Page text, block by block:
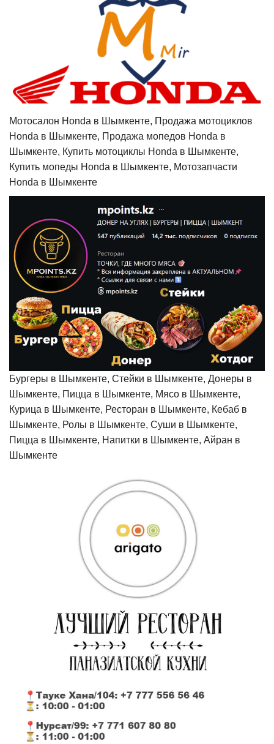
Мотосалон Honda в Шымкенте, Продажа мотоциклов
Honda в Шымкенте, Продажа мопедов Honda в
Шымкенте, Купить мотоциклы Honda в Шымкенте,
Купить мопеды Honda в Шымкенте, Мотозапчасти
Honda в Шымкенте
Бургеры в Шымкенте, Стейки в Шымкенте, Донеры в
Шымкенте, Пицца в Шымкенте, Мясо в Шымкенте,
Курица в Шымкенте, Ресторан в Шымкенте, Кебаб в
Шымкенте, Ролы в Шымкенте, Суши в Шымкенте,
Пицца в Шымкенте, Напитки в Шымкенте, Айран в
Шымкенте